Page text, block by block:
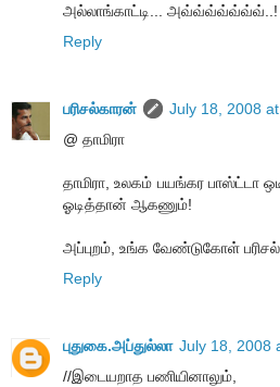
அல்லாங்காட்டி... அவ்வ்வ்வ்வ்வ்வ்..!
Reply
பரிசல்காரன்
July 18, 2008
@ தாமிரா
தாமிரா, உலகம் பயங்கர பாஸ்ட்டா
ஓடித்தான் ஆகணும்!
அப்புறம், உங்க வேண்டுகோள் பரிசல் -
Reply
புதுகை.அப்துல்லா July 18, 2008
//இடையறாத பணியினாலும்,